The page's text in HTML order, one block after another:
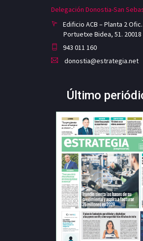
Delegación Donostia-San
Edificio ACB – Planta 2
Portuetxe Bidea, 51.
943 011 160
donostia@estrategia.net
Último